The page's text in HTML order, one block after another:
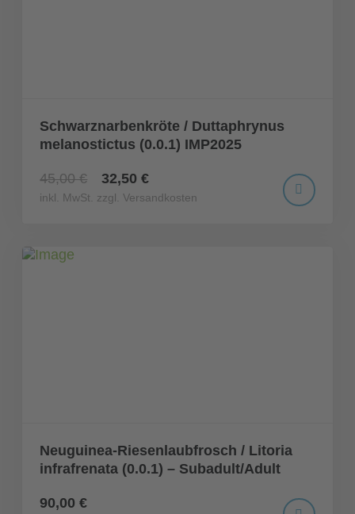
Schwarznarbenkröte / Duttaphrynus
melanostictus (0.0.1) IMP2025
45,00 € 32,50 €
inkl. MwSt. zzgl. Versandkosten
Neuguinea-Riesenlaubfrosch / Litoria
infrafrenata (0.0.1) – Subadult/Adult
90,00 €